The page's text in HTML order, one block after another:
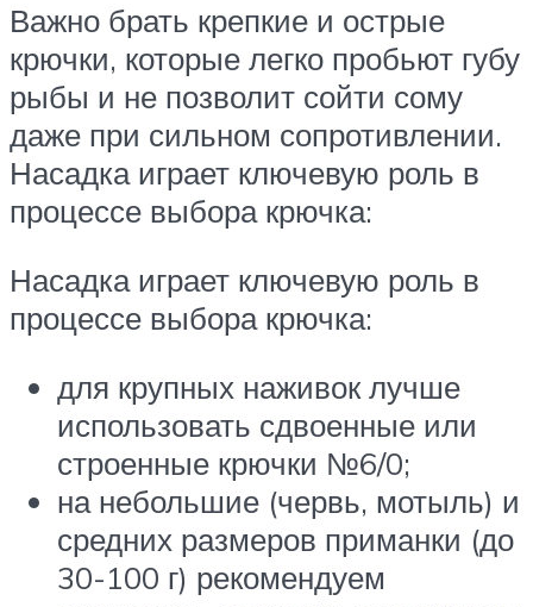
Важно брать крепкие и острые
крючки, которые легко пробьют губу
рыбы и не позволит сойти сому
даже при сильном сопротивлении.
Насадка играет ключевую роль в
процессе выбора крючка:
Насадка играет ключевую роль в
процессе выбора крючка:
для крупных наживок лучше
использовать сдвоенные или
строенные крючки №6/0;
на небольшие (червь, мотыль) и
средних размеров приманки (до
30-100 г) рекомендуем